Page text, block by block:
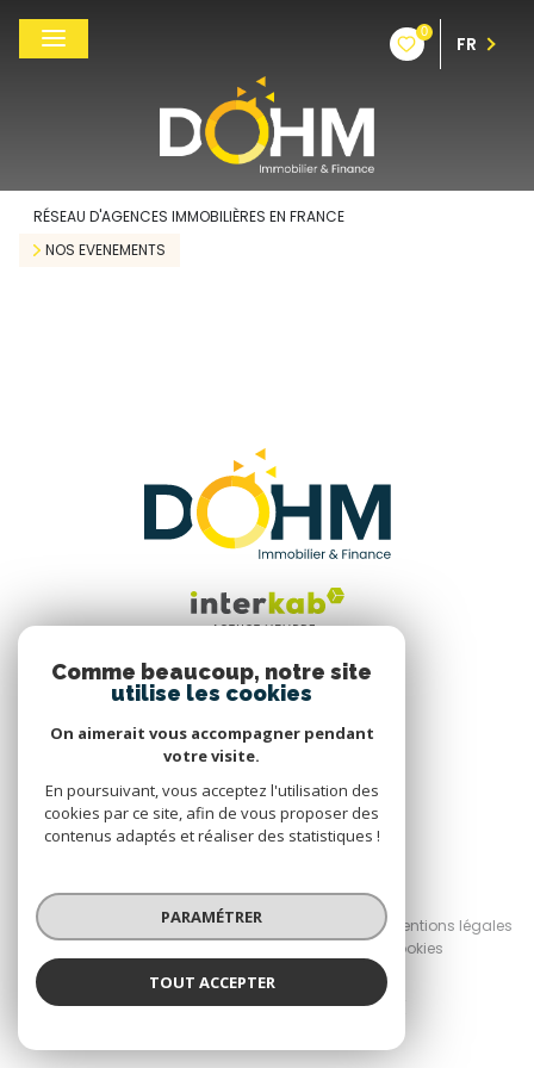
0
FR
RÉSEAU D'AGENCES IMMOBILIÈRES EN FRANCE
NOS EVENEMENTS
Nous suivre
© 2026 | Tous droits réservés
Nos honoraires
Nos partenaires
Mentions légales
Cookies
Comme beaucoup, notre site
utilise les cookies
On aimerait vous accompagner pendant
votre visite.
En poursuivant, vous acceptez l'utilisation des
cookies par ce site, afin de vous proposer des
contenus adaptés et réaliser des statistiques !
PARAMÉTRER
TOUT ACCEPTER